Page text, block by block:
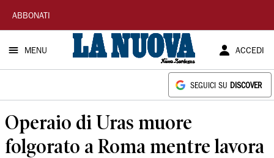
La
Nuova
Sardegna
ABBONATI
MENU ACCEDI
SEGUICI SU DISCOVER
Operaio di Uras muore
folgorato a Roma mentre lavora